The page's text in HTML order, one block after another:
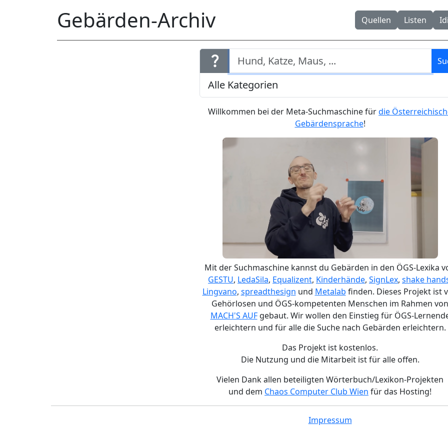
Gebärden-Archiv Quellen Listen
question_mark
Willkommen bei der Meta-Suchmaschine fürdie
Gebärdensprache!
Mit der Suchmaschine kannst du Gebärden in den ÖGS-Lexika
GESTU, LedaSila, Equalizent, Kinderhände, SignLex, shake
Lingvano, spreadthesign und Metalab finden. Dieses Projekt ist
Gehörlosen und ÖGS-kompetenten Menschen im Rahmen von
MACH'S AUFgebaut. Wir wollen den Einstieg für ÖGS-
erleichtern und für alle die Suche nach Gebärden erleichtern.
Das Projekt ist kostenlos.
Die Nutzung und die Mitarbeit ist für alle offen.
Vielen Dank allen beteiligten Wörterbuch/Lexikon-Projekten
und dem Chaos Computer Club Wien für das Hosting!
Impressum